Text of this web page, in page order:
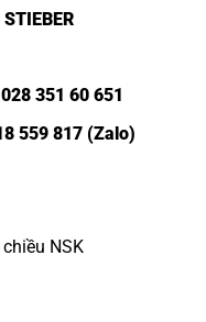
351 60 651
559 817 (Zalo)
NSK